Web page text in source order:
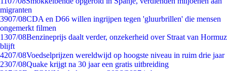
migranten
3907/08CDA en D66 willen ingrijpen tegen 'gluurbrillen' die mensen
ongemerkt filmen
1307/08Benzineprijs daalt verder, onzekerheid over Straat van Hormuz
blijft
4207/08Voedselprijzen wereldwijd op hoogste niveau in ruim drie jaar
2307/08Quake krijgt na 30 jaar een gratis uitbreiding